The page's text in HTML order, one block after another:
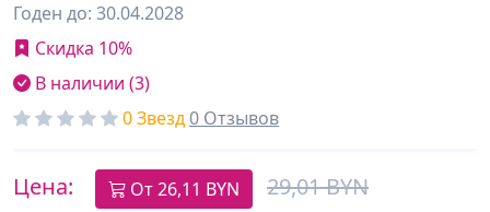
Годен до: 30.04.2028
Скидка 10%
В наличии (3)
0 Звезд0 Отзывов
Цена: От26,11 BYN 29,01 BYN